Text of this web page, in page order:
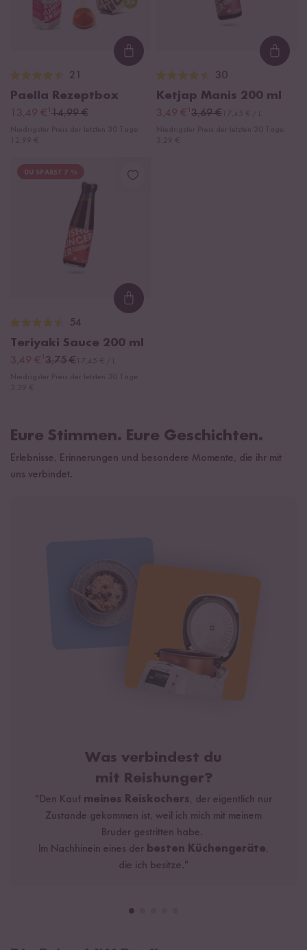
Loading...
21
Paella Rezeptbox
13,49 € ¹14,99 €
30
Ketjap Manis 200 ml
3,49 € ¹3,69 €
DU SPARST 7 %
Loading...
54
Teriyaki Sauce 200 ml
3,49 € ¹3,75 €
Eure Stimmen. Eure Geschichten.
Erlebnisse, Erinnerungen und besondere Momente, die ihr mit
uns verbindet.
Was verbindest du
mit Reishunger?
"Den Kauf meines Reiskochers, der eigentlich nur
Zustande gekommen ist, weil ich mich mit meinem
Bruder gestritten habe.
Im Nachhinein eines der besten Küchengeräte,
die ich besitze."